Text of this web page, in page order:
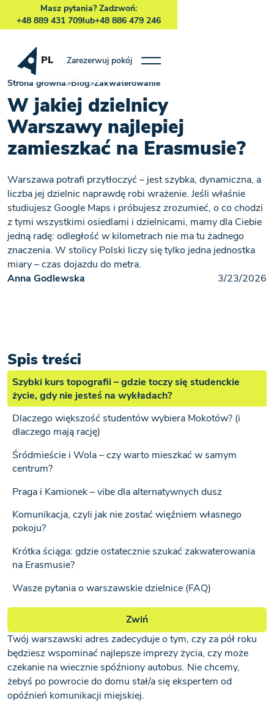
Masz pytania? Zadzwoń:
+48 889 431 709lub+48 886 479 246
PL
Zarezerwuj pokój
Strona główna>Blog>Zakwaterowanie
W jakiej dzielnicy
Warszawy najlepiej
zamieszkać na Erasmusie?
Warszawa potrafi przytłoczyć – jest szybka, dynamiczna, a
liczba jej dzielnic naprawdę robi wrażenie. Jeśli właśnie
studiujesz Google Maps i próbujesz zrozumieć, o co chodzi
z tymi wszystkimi osiedlami i dzielnicami, mamy dla Ciebie
jedną radę: odległość w kilometrach nie ma tu żadnego
znaczenia. W stolicy Polski liczy się tylko jedna jednostka
miary – czas dojazdu do metra.
Anna Godlewska
3/23/2026
Spis treści
Szybki kurs topografii – gdzie toczy się studenckie
życie, gdy nie jesteś na wykładach?
Dlaczego większość studentów wybiera Mokotów? (i
dlaczego mają rację)
Śródmieście i Wola – czy warto mieszkać w samym
centrum?
Praga i Kamionek – vibe dla alternatywnych dusz
Komunikacja, czyli jak nie zostać więźniem własnego
pokoju?
Krótka ściąga: gdzie ostatecznie szukać zakwaterowania
na Erasmusie?
Wasze pytania o warszawskie dzielnice (FAQ)
Zwiń
Twój warszawski adres zadecyduje o tym, czy za pół roku
będziesz wspominać najlepsze imprezy życia, czy może
czekanie na wiecznie spóźniony autobus. Nie chcemy,
żebyś po powrocie do domu stał/a się ekspertem od
opóźnień komunikacji miejskiej.